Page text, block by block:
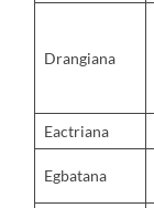
Drangiana
Eactriana
Egbatana